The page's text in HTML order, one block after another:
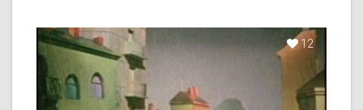
12